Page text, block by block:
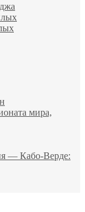
мира,
— Кабо‑Верде: